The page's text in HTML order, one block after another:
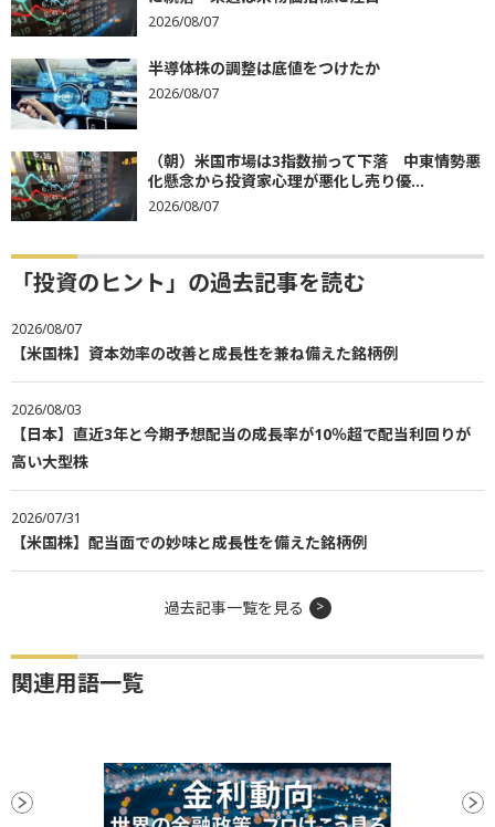
2026/08/07
半導体株の調整は底値をつけたか
2026/08/07
（朝）米国市場は3指数揃って下落 中東情勢悪
化懸念から投資家心理が悪化し売り優...
2026/08/07
「投資のヒント」の過去記事を読む
2026/08/07
【米国株】資本効率の改善と成長性を兼ね備えた銘柄例
2026/08/03
【日本】直近3年と今期予想配当の成長率が10％超で配当利回りが
高い大型株
2026/07/31
【米国株】配当面での妙味と成長性を備えた銘柄例
過去記事一覧を見る
関連用語一覧